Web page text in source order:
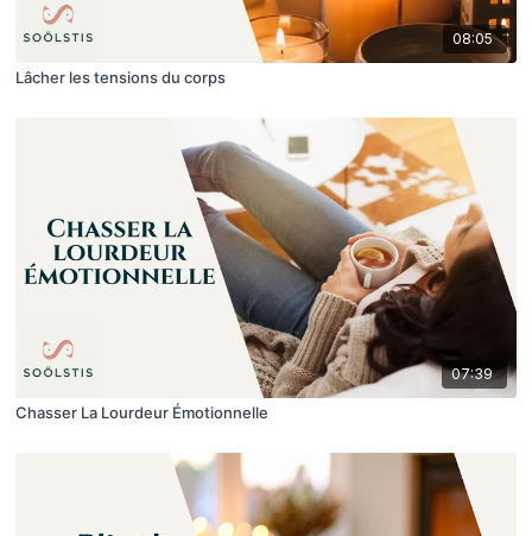
08:05
Lâcher les tensions du corps
07:39
Chasser La Lourdeur Émotionnelle